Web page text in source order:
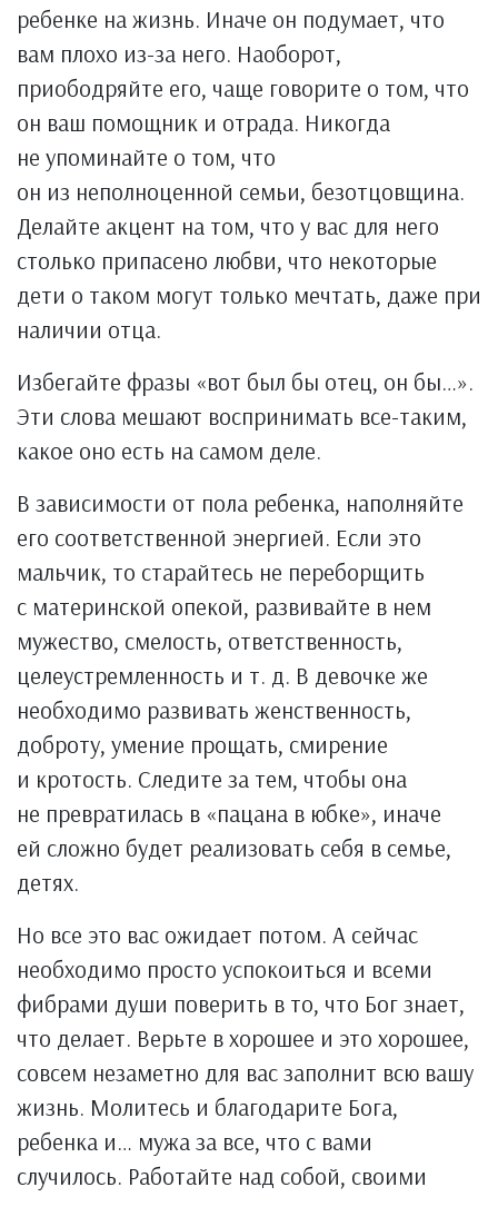
ребенке на жизнь. Иначе он подумает, что
вам плохо из-за него. Наоборот,
приободряйте его, чаще говорите о том, что
он ваш помощник и отрада. Никогда
не упоминайте о том, что
он из неполноценной семьи, безотцовщина.
Делайте акцент на том, что у вас для него
столько припасено любви, что некоторые
дети о таком могут только мечтать, даже при
наличии отца.
Избегайте фразы «вот был бы отец, он бы…».
Эти слова мешают воспринимать все-таким,
какое оно есть на самом деле.
В зависимости от пола ребенка, наполняйте
его соответственной энергией. Если это
мальчик, то старайтесь не переборщить
с материнской опекой, развивайте в нем
мужество, смелость, ответственность,
целеустремленность и т. д. В девочке же
необходимо развивать женственность,
доброту, умение прощать, смирение
и кротость. Следите за тем, чтобы она
не превратилась в «пацана в юбке», иначе
ей сложно будет реализовать себя в семье,
детях.
Но все это вас ожидает потом. А сейчас
необходимо просто успокоиться и всеми
фибрами души поверить в то, что Бог знает,
что делает. Верьте в хорошее и это хорошее,
совсем незаметно для вас заполнит всю вашу
жизнь. Молитесь и благодарите Бога,
ребенка и… мужа за все, что с вами
случилось. Работайте над собой, своими